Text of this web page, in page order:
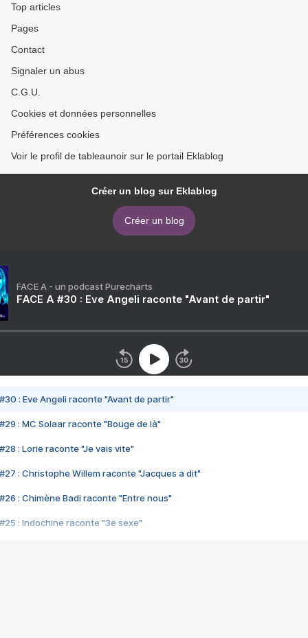
Top articles
Pages
Contact
Signaler un abus
C.G.U.
Cookies et données personnelles
Préférences cookies
Voir le profil de tableaunoir sur le portail Eklablog
Créer un blog sur Eklablog
Créer un blog
FACE A - un podcast Purecharts
FACE A #30 : Eve Angeli raconte "Avant de partir"
#30 : Eve Angeli raconte "Avant de partir"
#29 : MC Solaar raconte "Bouge de là"
#28 : Lorie raconte "Je vais vite"
#27 : Christophe Willem raconte "Jacques a dit"
#26 : Chimène Badi raconte "Entre nous"
#25 : Indochine raconte "3e sexe"